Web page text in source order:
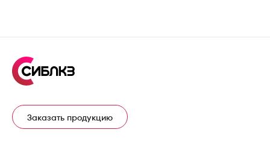
Заказать продукцию